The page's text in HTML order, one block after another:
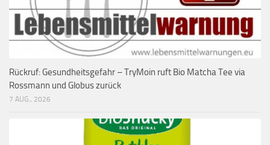
Rückruf: Gesundheitsgefahr – TryMoin ruft Bio Matcha Tee via
Rossmann und Globus zurück
7 AUG., 2026